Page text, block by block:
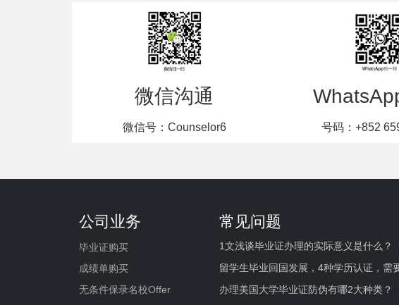
微信沟通
微信号：Counselor6 号码：+852
公司业务
毕业证购买
成绩单购买
无条件保录名校Offer
常见问题
1文浅谈毕业证办理的实际意义是什么？
留学生毕业回国发展，4种学历认证，需
办理美国大学毕业证防伪有哪2大种类？